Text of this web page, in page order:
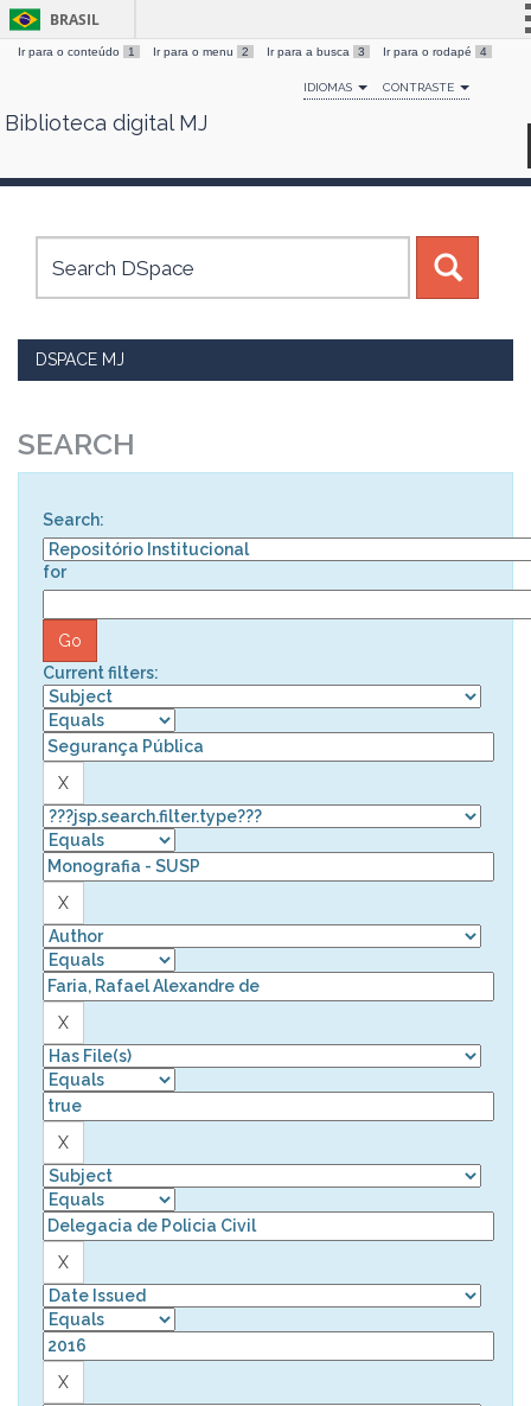
Skip
BRASIL
Simplifique!
Comunica BR
Canais
Ir para o conteúdo 1 Ir para o menu 2 Ir para a busca 3 Ir para o rodapé 4
IDIOMAS CONTRASTE
Biblioteca digital MJ
DSPACE MJ
SEARCH
Search:
for
Current filters: